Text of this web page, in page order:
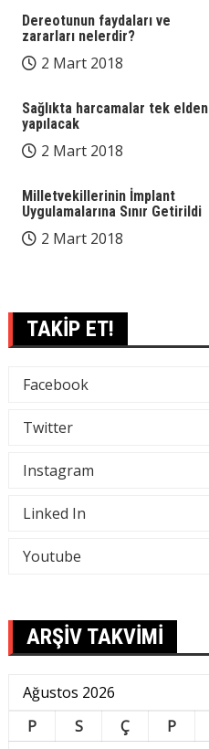
Dereotunun faydaları ve
zararları nelerdir?
2 Mart 2018
Sağlıkta harcamalar tek elden
yapılacak
2 Mart 2018
Milletvekillerinin İmplant
Uygulamalarına Sınır Getirildi
2 Mart 2018
TAKİP ET!
Facebook
Twitter
Instagram
Linked In
Youtube
ARŞİV TAKVİMİ
Ağustos 2026
P
S Ç P